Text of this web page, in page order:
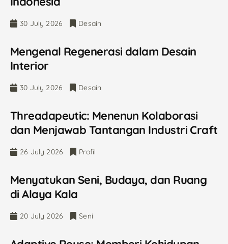
30 July 2026 Desain
Mengenal Regenerasi dalam Desain
Interior
30 July 2026 Desain
Threadapeutic: Menenun Kolaborasi
dan Menjawab Tantangan Industri Craft
26 July 2026 Profil
Menyatukan Seni, Budaya, dan Ruang
di Alaya Kala
20 July 2026 Seni